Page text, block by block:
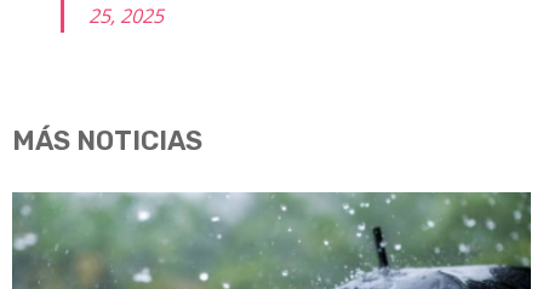
25, 2025
MÁS NOTICIAS